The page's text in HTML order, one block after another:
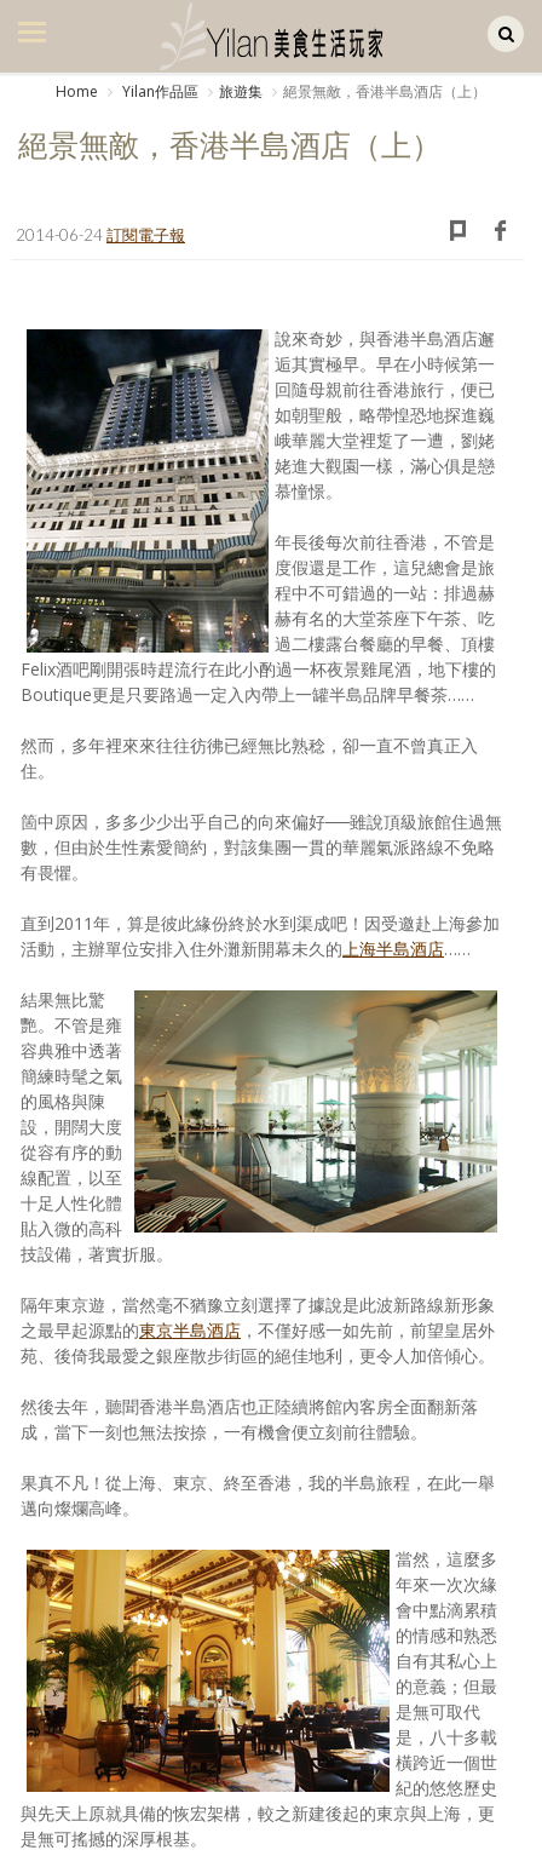
美食集
日記簿
餐桌週記
享樂隨手拍
照相簿
影音區
創意出版服務
關於Yilan
個人著作
活動實況記錄
媒體報導一覽
訂閱電子報
Home Yilan作品區 旅遊集 絕景無敵，香港半島酒店（上）
絕景無敵，香港半島酒店（上）
2014-06-24訂閱電子報
說來奇妙，與香港半島酒店邂
逅其實極早。早在小時候第一
回隨母親前往香港旅行，便已
如朝聖般，略帶惶恐地探進巍
峨華麗大堂裡踅了一遭，劉姥
姥進大觀園一樣，滿心俱是戀
慕憧憬。
年長後每次前往香港，不管是
度假還是工作，這兒總會是旅
程中不可錯過的一站：排過赫
赫有名的大堂茶座下午茶、吃
過二樓露台餐廳的早餐、頂樓
Felix酒吧剛開張時趕流行在此小酌過一杯夜景雞尾酒，地下樓的
Boutique更是只要路過一定入內帶上一罐半島品牌早餐茶……
然而，多年裡來來往往彷彿已經無比熟稔，卻一直不曾真正入
住。
箇中原因，多多少少出乎自己的向來偏好──雖說頂級旅館住過無
數，但由於生性素愛簡約，對該集團一貫的華麗氣派路線不免略
有畏懼。
直到2011年，算是彼此緣份終於水到渠成吧！因受邀赴上海參加
活動，主辦單位安排入住外灘新開幕未久的上海半島酒店……
結果無比驚
艷。不管是雍
容典雅中透著
簡練時髦之氣
的風格與陳
設，開闊大度
從容有序的動
線配置，以至
十足人性化體
貼入微的高科
技設備，著實折服。
隔年東京遊，當然毫不猶豫立刻選擇了據說是此波新路線新形象
之最早起源點的東京半島酒店 ，不僅好感一如先前，前望皇居外
苑、後倚我最愛之銀座散步街區的絕佳地利，更令人加倍傾心。
然後去年，聽聞香港半島酒店也正陸續將館內客房全面翻新落
成，當下一刻也無法按捺，一有機會便立刻前往體驗。
果真不凡！從上海、東京、終至香港，我的半島旅程，在此一舉
邁向燦爛高峰。
當然，這麼多
年來一次次緣
會中點滴累積
的情感和熟悉
自有其私心上
的意義；但最
是無可取代
是，八十多載
橫跨近一個世
紀的悠悠歷史
與先天上原就具備的恢宏架構，較之新建後起的東京與上海，更
是無可搖撼的深厚根基。